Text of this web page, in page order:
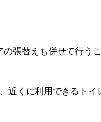
張替えも併せて行う
近くに利用できるトイ